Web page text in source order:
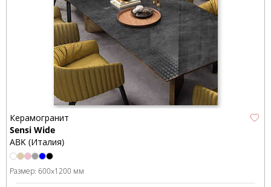
Керамогранит
Sensi Wide
ABK (Италия)
Размер: 600x1200 мм